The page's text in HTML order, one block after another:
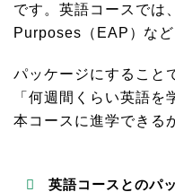
です。英語コースで
Purposes（EAP）など
パッケージにすること
「何週間くらい英語
本コースに進学できる
英語コースとのパ